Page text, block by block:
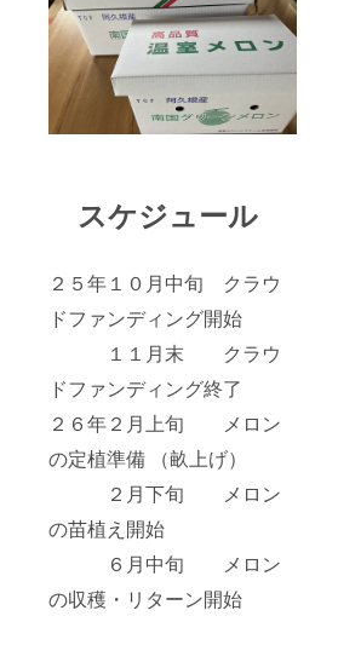
スケジュール
２５年１０月中旬 クラウ
ドファンディング開始
１１月末 クラウ
ドファンディング終了
２６年２月上旬 メロン
の定植準備 （畝上げ）
２月下旬 メロン
の苗植え開始
６月中旬 メロン
の収穫・リターン開始